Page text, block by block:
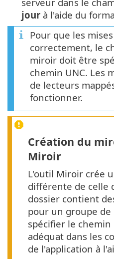
jour à l'aide du
Pour que les
correctement, le
miroir doit être
chemin UNC. Les
de lecteurs
fonctionner.
Création du
Miroir
L'outil Miroir crée
différente de celle
dossier contient
pour un groupe de
spécifier le chemin
adéquat dans les
de l'application à